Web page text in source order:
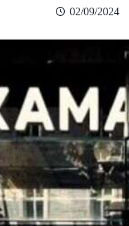
02/09/2024